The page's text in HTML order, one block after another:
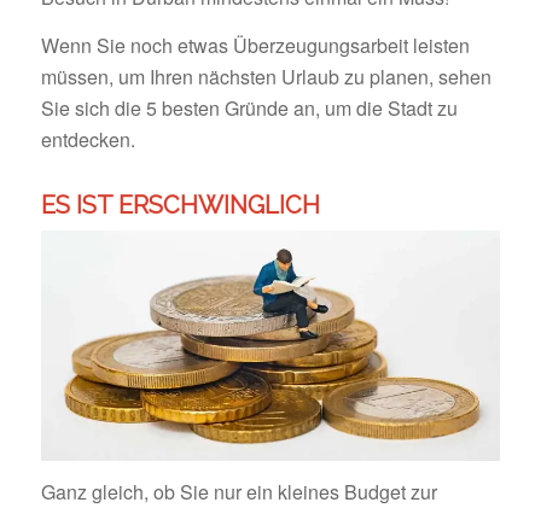
Wenn Sie noch etwas Überzeugungsarbeit leisten
müssen, um Ihren nächsten Urlaub zu planen, sehen
Sie sich die 5 besten Gründe an, um die Stadt zu
entdecken.
ES IST ERSCHWINGLICH
Ganz gleich, ob Sie nur ein kleines Budget zur